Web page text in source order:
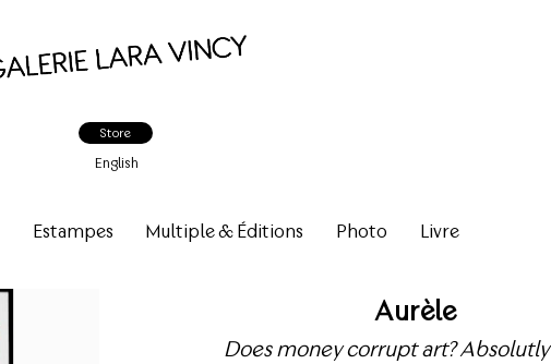
Store
English
Estampes Multiple & Éditions Photo Livre
Aurèle
Does money corrupt art? Absolutly